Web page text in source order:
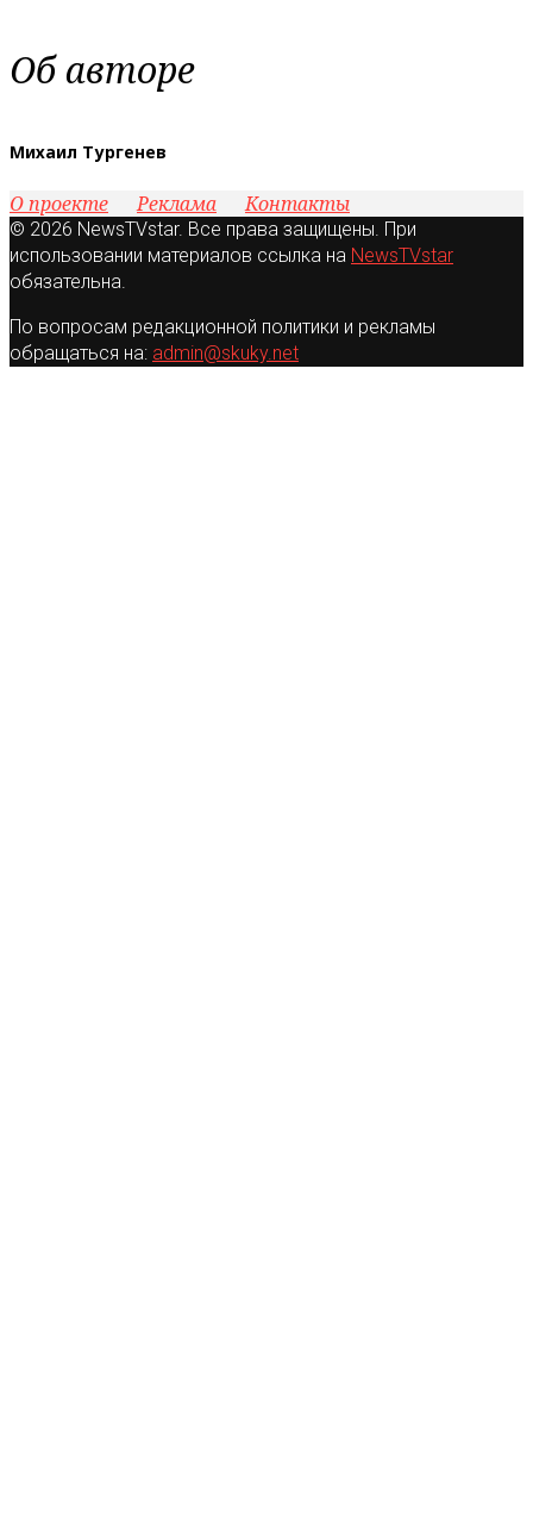
Об авторе
Михаил Тургенев
О проекте Реклама Контакты
© 2026 NewsTVstar. Все права защищены. При
использовании материалов ссылка на NewsTVstar
обязательна.
По вопросам редакционной политики и рекламы
обращаться на: admin@skuky.net